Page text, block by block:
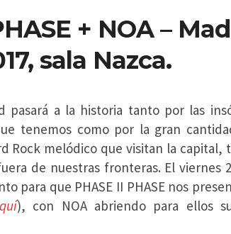
+ NOA –
sala Nazca.
pasará a la historia tanto por las
tenemos como por la gran
Rock melódico que visitan la capital,
de nuestras fronteras. El viernes
para que PHASE II PHASE nos
), con NOA abriendo para ellos